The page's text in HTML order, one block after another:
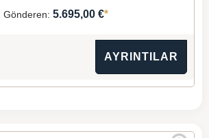
Gönderen: 5.695,00 €*
AYRINTILAR